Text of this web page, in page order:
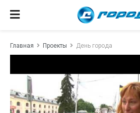
Главная Проекты День города